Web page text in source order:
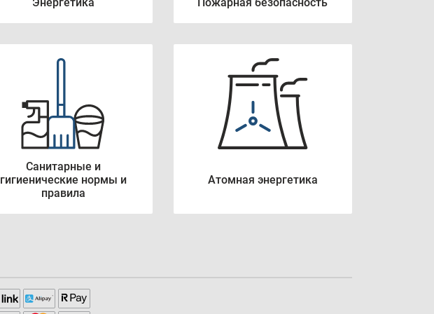
Санитарные и
гигиенические нормы и
правила
Атомная энергетика